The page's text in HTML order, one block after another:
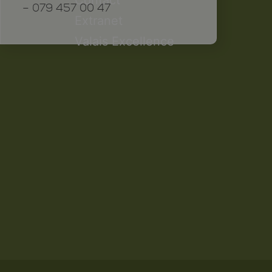
Valais Excellence
– 079 457 00 47